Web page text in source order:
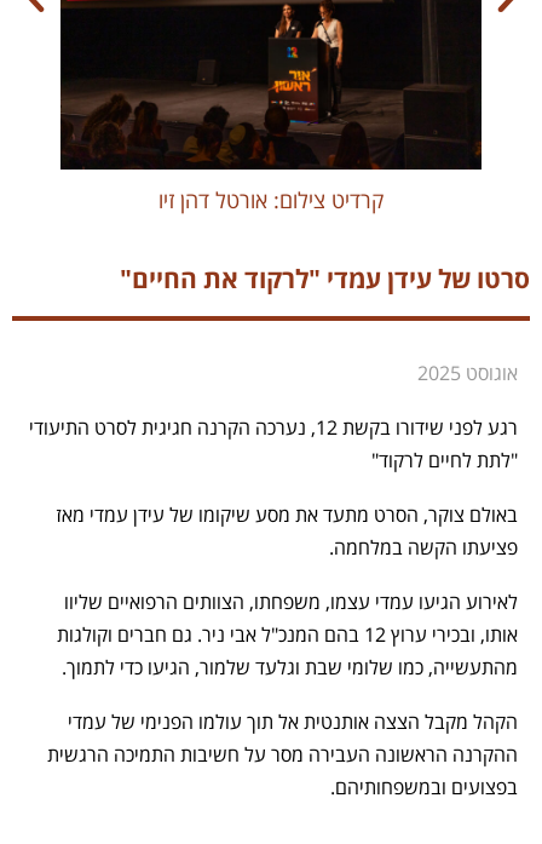
קרדיט צילום: אורטל דהן זיו
סרטו של עידן עמדי "לרקוד את החיים"
אוגוסט 2025
רגע לפני שידורו בקשת 12, נערכה הקרנה חגיגית לסרט התיעודי
"לתת לחיים לרקוד"
באולם צוקר, הסרט מתעד את מסע שיקומו של עידן עמדי מאז
פציעתו הקשה במלחמה.
לאירוע הגיעו עמדי עצמו, משפחתו, הצוותים הרפואיים שליוו
אותו, ובכירי ערוץ 12 בהם המנכ"ל אבי ניר. גם חברים וקולגות
מהתעשייה, כמו שלומי שבת וגלעד שלמור, הגיעו כדי לתמוך.
הקהל מקבל הצצה אותנטית אל תוך עולמו הפנימי של עמדי
ההקרנה הראשונה העבירה מסר על חשיבות התמיכה הרגשית
בפצועים ובמשפחותיהם.